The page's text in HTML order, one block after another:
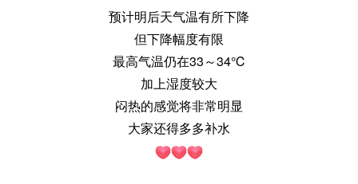
预计明后天气温有所下降
但下降幅度有限
最高气温仍在33～34℃
加上湿度较大
闷热的感觉将非常明显
大家还得多多补水